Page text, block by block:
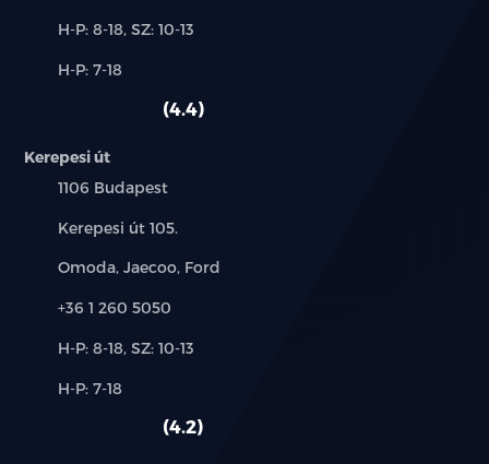
Új-
használt
H-P: 8-18, SZ: 10-13
Alkatrész,
H-P: 7-18
4.4
Kerepesi út
Település:
1106 Budapest
Cím:
Kerepesi út 105.
Márkák:
Omoda, Jaecoo, Ford
Telefon:
+36 1 260 5050
Új-
használt
H-P: 8-18, SZ: 10-13
Alkatrész,
H-P: 7-18
4.2